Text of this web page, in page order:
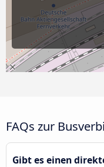
FAQs zur
Gibt es einen